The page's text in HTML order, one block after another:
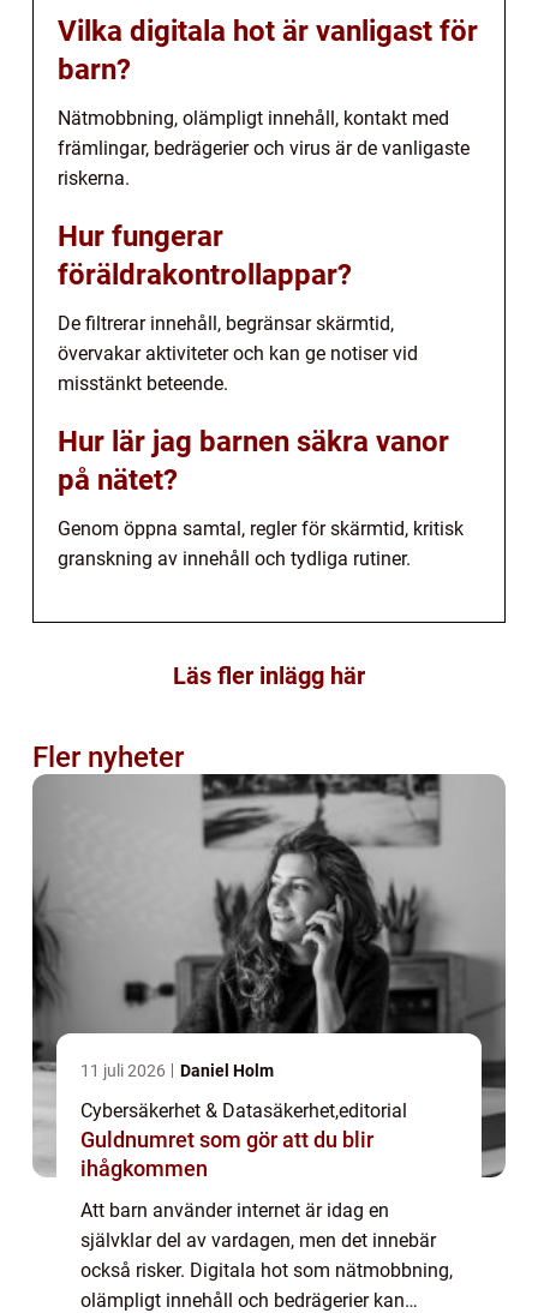
Vilka digitala hot är vanligast för
barn?
Nätmobbning, olämpligt innehåll, kontakt med
främlingar, bedrägerier och virus är de vanligaste
riskerna.
Hur fungerar
föräldrakontrollappar?
De filtrerar innehåll, begränsar skärmtid,
övervakar aktiviteter och kan ge notiser vid
misstänkt beteende.
Hur lär jag barnen säkra vanor
på nätet?
Genom öppna samtal, regler för skärmtid, kritisk
granskning av innehåll och tydliga rutiner.
Läs fler inlägg här
Fler nyheter
11 juli 2026 Daniel Holm
Cybersäkerhet & Datasäkerhet,editorial
Guldnumret som gör att du blir
ihågkommen
Att barn använder internet är idag en
självklar del av vardagen, men det innebär
också risker. Digitala hot som nätmobbning,
olämpligt innehåll och bedrägerier kan